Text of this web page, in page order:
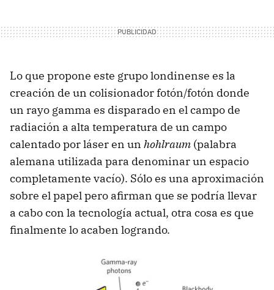
Lo que propone este grupo londinense es la
creación de un colisionador fotón/fotón donde
un rayo gamma es disparado en el campo de
radiación a alta temperatura de un campo
calentado por láser en un hohlraum (palabra
alemana utilizada para denominar un espacio
completamente vacío). Sólo es una aproximación
sobre el papel pero afirman que se podría llevar
a cabo con la tecnología actual, otra cosa es que
finalmente lo acaben logrando.